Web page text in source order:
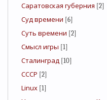
Саратовская губерния [2]
Суд времени [6]
Суть времени [2]
Смысл игры [1]
Сталинград [10]
СССР [2]
Linux [1]